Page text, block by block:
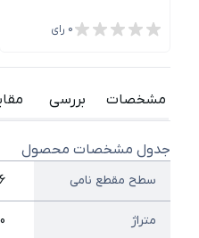
0 رای
مشخصات بررسی
جدول مشخصات محصول
سطح مقطع نامی 16
متراژ